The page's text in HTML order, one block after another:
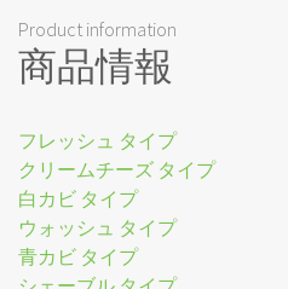
Product information
商品情報
フレッシュ タイプ
クリームチーズ タイプ
白カビ タイプ
ウォッシュ タイプ
青カビ タイプ